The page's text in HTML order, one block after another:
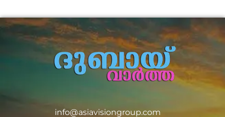
info@asiavisiongroup.com